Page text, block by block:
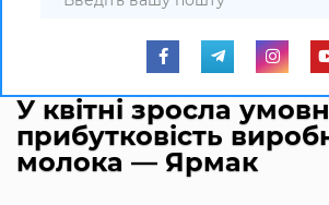
У квітні зросла
прибутковість
молока — Ярмак